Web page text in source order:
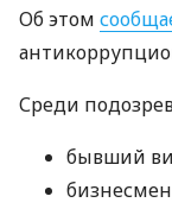
Об этом
Среди
бывший